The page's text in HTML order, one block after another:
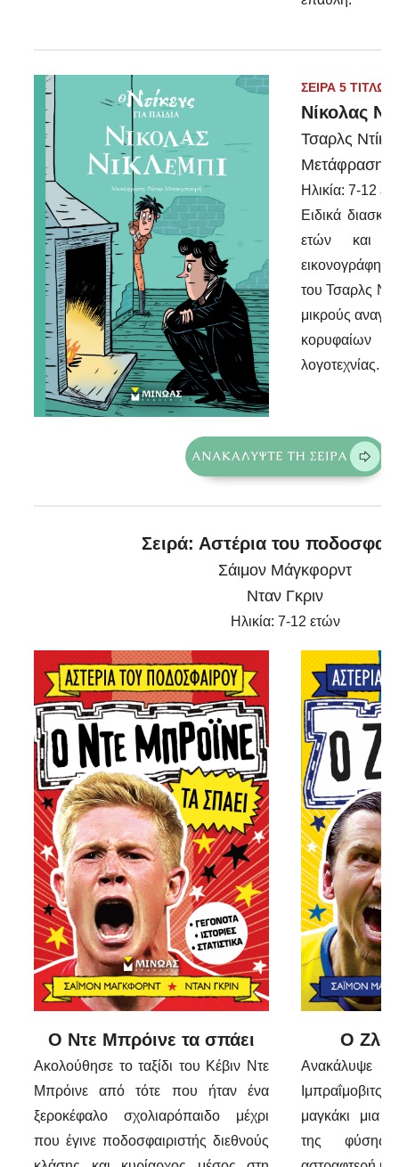
ΣΕΙΡΑ 5 ΤΙΤΛΩΝ
Νίκολας
Τσαρλς
Μετάφραση:
Ηλικία: 7-12
Ειδικά
ετών και
του Τσαρλς
μικρούς
κορυφαίων
λογοτεχνίας.
Σειρά: Αστέρια του
Σάιμον Μάγκφορντ
Νταν Γκριν
Ηλικία: 7-12 ετών
Ο Ντε Μπρόινε τα σπάει
Ακολούθησε το ταξίδι του Κέβιν Ντε
Μπρόινε από τότε που ήταν ένα
ξεροκέφαλο σχολιαρόπαιδο μέχρι
που έγινε ποδοσφαιριστής διεθνούς
Ο
μαγκάκι μια
της